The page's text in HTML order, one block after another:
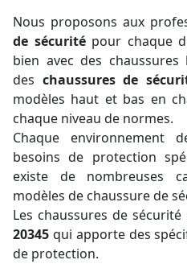
Nous proposons aux
de sécurité pour chaque
bien avec des
des chaussures de
modèles haut et bas en
chaque niveau de normes.
Chaque environnement
besoins de protection
existe de nombreuses
modèles de chaussure de
Les chaussures de
20345 qui apporte des
de protection.